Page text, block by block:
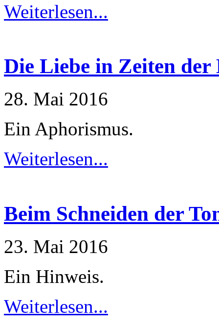
Weiterlesen...
Die Liebe in Zeiten
28. Mai 2016
Ein Aphorismus.
Weiterlesen...
Beim Schneiden der
23. Mai 2016
Ein Hinweis.
Weiterlesen...